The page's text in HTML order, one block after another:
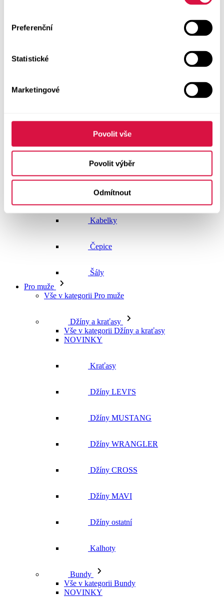
Preferenční
Statistické
Marketingové
Povolit vše
Povolit výběr
Odmítnout
Boty GEOX
Pásky
Peněženky
Kabelky
Čepice
Šály
Pro muže
Vše v kategorii Pro muže
Džíny a kraťasy
Vše v kategorii Džíny a kraťasy
NOVINKY
Kraťasy
Džíny LEVI'S
Džíny MUSTANG
Džíny WRANGLER
Džíny CROSS
Džíny MAVI
Džíny ostatní
Kalhoty
Bundy
Vše v kategorii Bundy
NOVINKY